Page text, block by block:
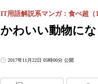
かわいい動物にな
IT用語解説系マンガ：食べ超（
2017年11月22日 05時00分 公開